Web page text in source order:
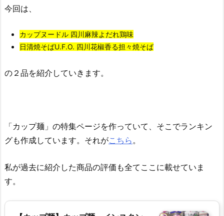
今回は、
カップヌードル 四川麻辣よだれ鶏味
日清焼そばU.F.O. 四川花椒香る担々焼そば
の２品を紹介していきます。
「カップ麺」の特集ページを作っていて、そこでランキン
グも作成しています。それがこちら 。
私が過去に紹介した商品の評価も全てここに載せていま
す。